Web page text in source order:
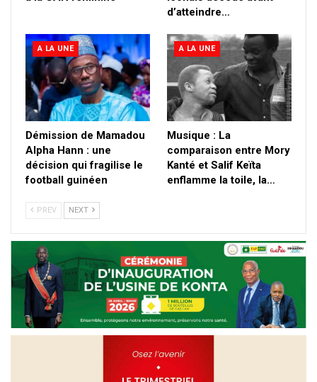
d’atteindre…
A LA UNE
Démission de Mamadou
Alpha Hann : une
décision qui fragilise le
football guinéen
A LA UNE
Musique : La
comparaison entre Mory
Kanté et Salif Keïta
enflamme la toile, la…
PREV NEXT